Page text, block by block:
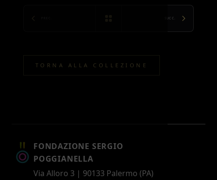
SUCC.
TORNA ALLA COLLEZIONE
FONDAZIONE SERGIO
POGGIANELLA
Via Alloro 3 | 90133 Palermo (PA)